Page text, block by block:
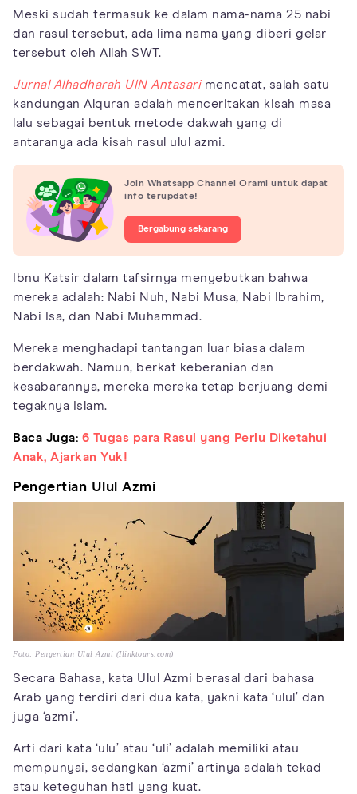
Meski sudah termasuk ke dalam nama-nama 25 nabi
dan rasul tersebut, ada lima nama yang diberi gelar
tersebut oleh Allah SWT.
Jurnal Alhadharah UIN Antasarimencatat, salah satu
kandungan Alquran adalah menceritakan kisah masa
lalu sebagai bentuk metode dakwah yang di
antaranya ada kisah rasul ulul azmi.
Join Whatsapp Channel Orami untuk dapat
info terupdate!
Bergabung sekarang
Ibnu Katsir dalam tafsirnya menyebutkan bahwa
mereka adalah: Nabi Nuh, Nabi Musa, Nabi Ibrahim,
Nabi Isa, dan Nabi Muhammad.
Mereka menghadapi tantangan luar biasa dalam
berdakwah. Namun, berkat keberanian dan
kesabarannya, mereka mereka tetap berjuang demi
tegaknya Islam.
Baca Juga: 6 Tugas para Rasul yang Perlu Diketahui
Anak, Ajarkan Yuk!
Pengertian Ulul Azmi
Foto: Pengertian Ulul Azmi (Ilinktours.com)
Secara Bahasa, kata Ulul Azmi berasal dari bahasa
Arab yang terdiri dari dua kata, yakni kata ‘ulul’ dan
juga ‘azmi’.
Arti dari kata ‘ulu’ atau ‘uli’ adalah memiliki atau
mempunyai, sedangkan ‘azmi’ artinya adalah tekad
atau keteguhan hati yang kuat.